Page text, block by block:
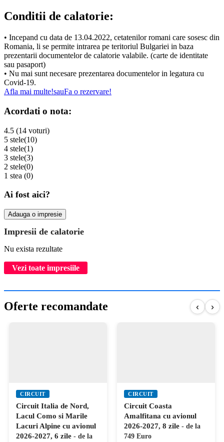
Conditii de calatorie:
• Incepand cu data de 13.04.2022, cetatenilor romani care sosesc din
Romania, li se permite intrarea pe teritoriul Bulgariei in baza
prezentarii documentelor de calatorie valabile. (carte de identitate
sau pasaport)
• Nu mai sunt necesare prezentarea documentelor in legatura cu
Covid-19.
Afla mai multe!sauFa o rezervare!
Acordati o nota:
4.5 (14 voturi)
5 stele(10)
4 stele(1)
3 stele(3)
2 stele(0)
1 stea (0)
Ai fost aici?
Adauga o impresie
Impresii de calatorie
Nu exista rezultate
Vezi toate impresiile
Oferte recomandate ‹ ›
CIRCUIT
Circuit Italia de Nord,
Lacul Como si Marile
Lacuri Alpine cu avionul
2026-2027, 6 zile - de la
CIRCUIT
Circuit Coasta
Amalfitana cu avionul
2026-2027, 8 zile - de la
749 Euro